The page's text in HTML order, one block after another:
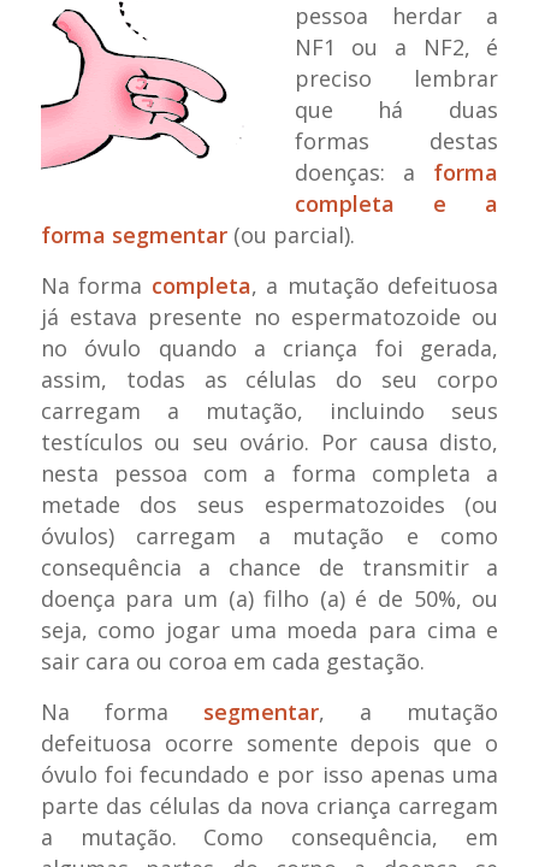
pessoa herdar a
NF1 ou a NF2, é
preciso lembrar
que há duas
formas destas
doenças: a forma
completa e a
forma segmentar(ou parcial).
Na forma completa, a mutação defeituosa
já estava presente no espermatozoide ou
no óvulo quando a criança foi gerada,
assim, todas as células do seu corpo
carregam a mutação, incluindo seus
testículos ou seu ovário. Por causa disto,
nesta pessoa com a forma completa a
metade dos seus espermatozoides (ou
óvulos) carregam a mutação e como
consequência a chance de transmitir a
doença para um (a) filho (a) é de 50%, ou
seja, como jogar uma moeda para cima e
sair cara ou coroa em cada gestação.
Na forma segmentar, a mutação
defeituosa ocorre somente depois que o
óvulo foi fecundado e por isso apenas uma
parte das células da nova criança carregam
a mutação. Como consequência, em